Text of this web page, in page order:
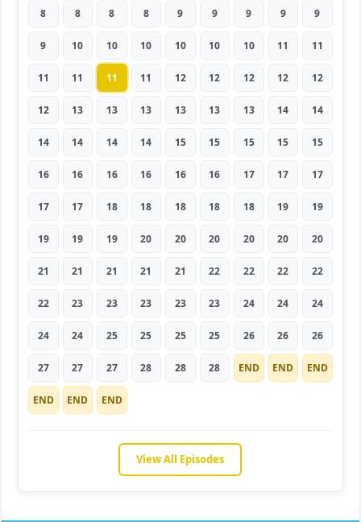
8 8 8 8 9 9 9 9 9
9 10 10 10 10 10 10 11 11
11 11 11 11 12 12 12 12 12
12 13 13 13 13 13 13 14 14
14 14 14 14 15 15 15 15 15
16 16 16 16 16 16 17 17 17
17 17 18 18 18 18 18 19 19
19 19 19 20 20 20 20 20 20
21 21 21 21 21 22 22 22 22
22 23 23 23 23 23 24 24 24
24 24 25 25 25 25 26 26 26
27 27 27 28 28 28 END END END
END END END
View All Episodes